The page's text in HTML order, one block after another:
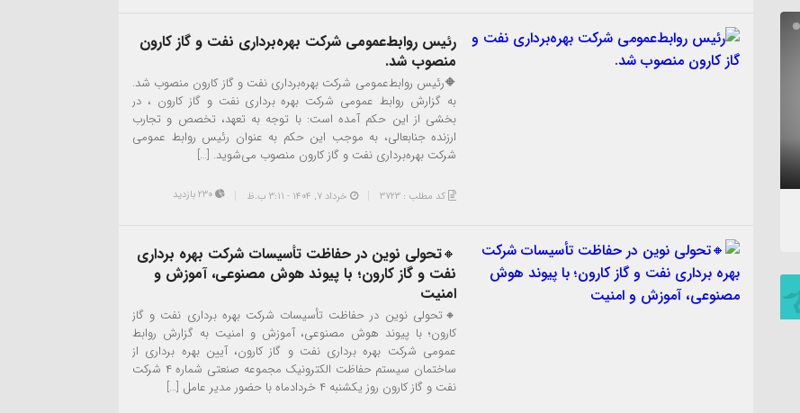
رئیس روابط‌عمومی شرکت بهره‌برداری نفت و گاز کارون
منصوب شد.
🔶️رئیس روابط‌عمومی شرکت بهره‌برداری نفت و گاز کارون منصوب شد.
به گزارش روابط عمومی شرکت بهره برداری نفت و گاز کارون ، در
بخشی از این حکم آمده است: با توجه به تعهد، تخصص و تجارب
ارزنده جنابعالی، به موجب این حکم به عنوان رئیس روابط عمومی
شرکت بهره‌برداری نفت و گاز کارون منصوب می‌شوید. […]
کد مطلب : 3723 خرداد ۷, ۱۴۰۴ - 3:11 ب.ظ
🔸تحولی نوین در حفاظت تأسیسات شرکت بهره برداری
نفت و گاز کارون؛ با پیوند هوش مصنوعی، آموزش و
امنیت
🔸تحولی نوین در حفاظت تأسیسات شرکت بهره برداری نفت و گاز
کارون؛ با پیوند هوش مصنوعی، آموزش و امنیت به گزارش روابط
عمومی شرکت بهره برداری نفت و گاز کارون، آیین بهره برداری از
ساختمان سیستم حفاظت الکترونیک مجموعه صنعتی شماره ۴ شرکت
نفت و گاز کارون روز یکشنبه ۴ خردادماه با حضور مدیر عامل […]
تندیس جهانی برند